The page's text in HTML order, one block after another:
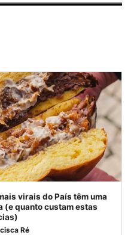
virais do País têm uma
(e quanto custam estas
Ré